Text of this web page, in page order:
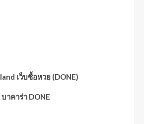
เว็บซื้อหวย (DONE)
าคาร่า DONE